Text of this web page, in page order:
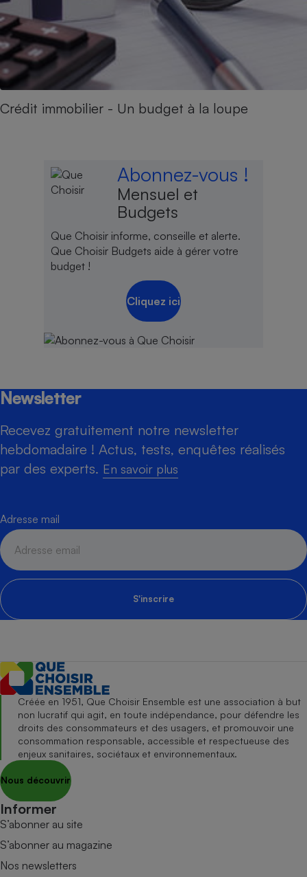
Crédit immobilier - Un budget à la loupe
Abonnez-vous !
Mensuel et
Budgets
Que Choisir informe, conseille et alerte.
Que Choisir Budgets aide à gérer votre
budget !
Cliquez ici
Newsletter
Recevez gratuitement notre newsletter
hebdomadaire ! Actus, tests, enquêtes réalisés
par des experts. En savoir plus
Adresse mail
S'inscrire
Créée en 1951, Que Choisir Ensemble est une association à but
non lucratif qui agit, en toute indépendance, pour défendre les
droits des consommateurs et des usagers, et promouvoir une
consommation responsable, accessible et respectueuse des
enjeux sanitaires, sociétaux et environnementaux.
Nous découvrir
Informer
S’abonner au site
S’abonner au magazine
Nos newsletters